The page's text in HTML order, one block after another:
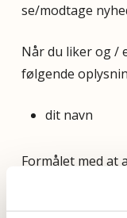
se/modtage
Når du liker og /
følgende
dit navn
Formålet med at
holde